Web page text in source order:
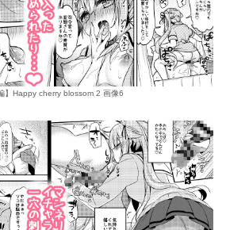
】Happy cherry blossom 2 画像6